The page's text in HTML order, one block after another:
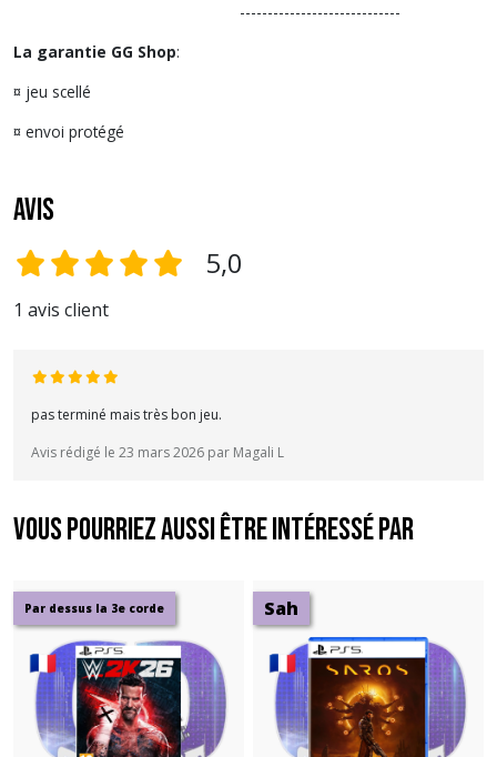
-----------------------------
La garantie GG Shop:
¤ jeu scellé
¤ envoi protégé
Avis
5,0
1 avis client
pas terminé mais très bon jeu.
Avis rédigé le 23 mars 2026 par Magali L
Vous pourriez aussi être intéressé par
Par dessus la 3e corde Sah